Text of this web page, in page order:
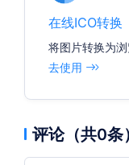
在线ICO转换
将图片转换为
去使用
评论（共0条）